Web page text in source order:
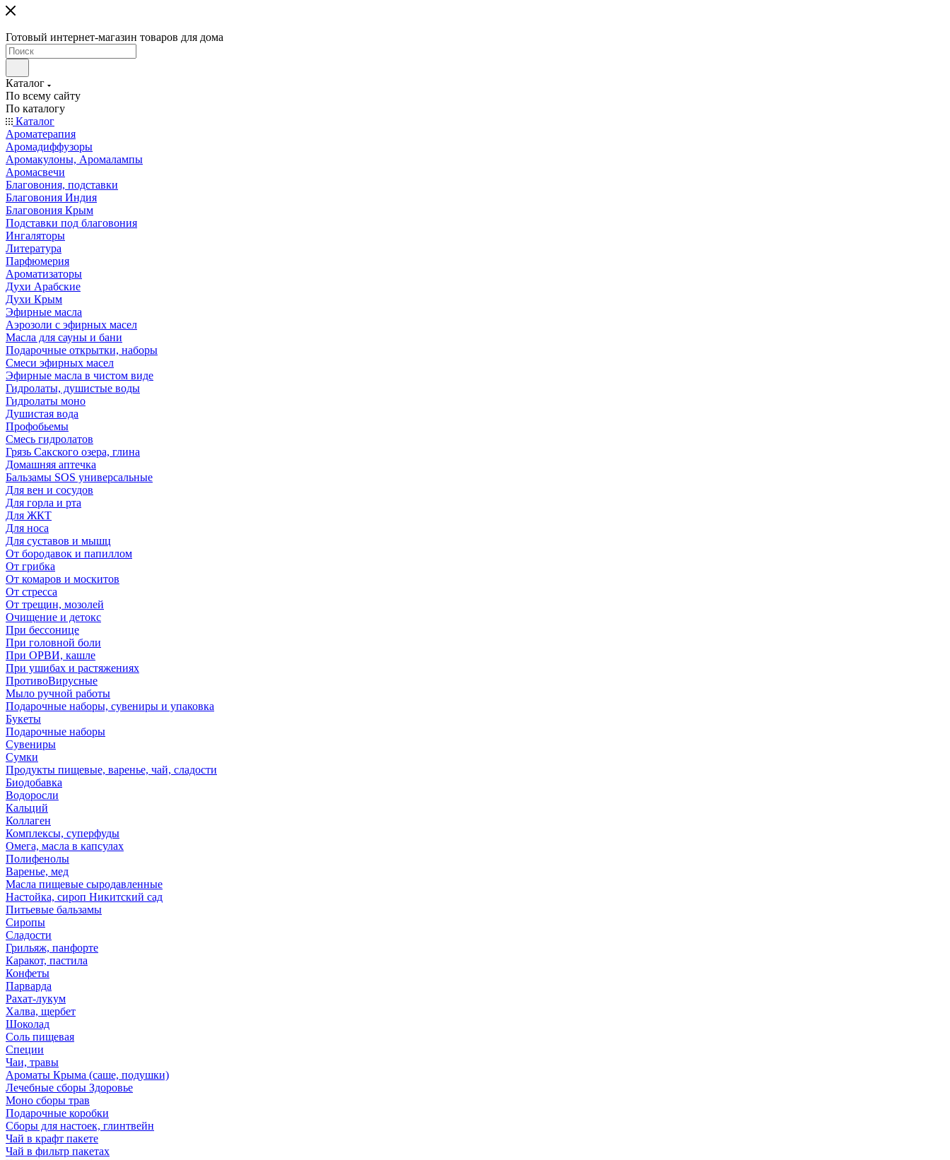
Готовый интернет-магазин товаров для дома
Каталог
По всему сайту
По каталогу
Каталог
Ароматерапия
Аромадиффузоры
Аромакулоны, Аромалампы
Аромасвечи
Благовония, подставки
Благовония Индия
Благовония Крым
Подставки под благовония
Ингаляторы
Литература
Парфюмерия
Ароматизаторы
Духи Арабские
Духи Крым
Эфирные масла
Аэрозоли с эфирных масел
Масла для сауны и бани
Подарочные открытки, наборы
Смеси эфирных масел
Эфирные масла в чистом виде
Гидролаты, душистые воды
Гидролаты моно
Душистая вода
Профобьемы
Смесь гидролатов
Грязь Сакского озера, глина
Домашняя аптечка
Бальзамы SOS универсальные
Для вен и сосудов
Для горла и рта
Для ЖКТ
Для носа
Для суставов и мышц
От бородавок и папиллом
От грибка
От комаров и москитов
От стресса
От трещин, мозолей
Очищение и детокс
При бессонице
При головной боли
При ОРВИ, кашле
При ушибах и растяжениях
ПротивоВирусные
Мыло ручной работы
Подарочные наборы, сувениры и упаковка
Букеты
Подарочные наборы
Сувениры
Сумки
Продукты пищевые, варенье, чай, сладости
Биодобавка
Водоросли
Кальций
Коллаген
Комплексы, суперфуды
Омега, масла в капсулах
Полифенолы
Варенье, мед
Масла пищевые сыродавленные
Настойка, сироп Никитский сад
Питьевые бальзамы
Сиропы
Сладости
Грильяж, панфорте
Каракот, пастила
Конфеты
Парварда
Рахат-лукум
Халва, щербет
Шоколад
Соль пищевая
Специи
Чаи, травы
Ароматы Крыма (саше, подушки)
Лечебные сборы Здоровье
Моно сборы трав
Подарочные коробки
Сборы для настоек, глинтвейн
Чай в крафт пакете
Чай в фильтр пакетах